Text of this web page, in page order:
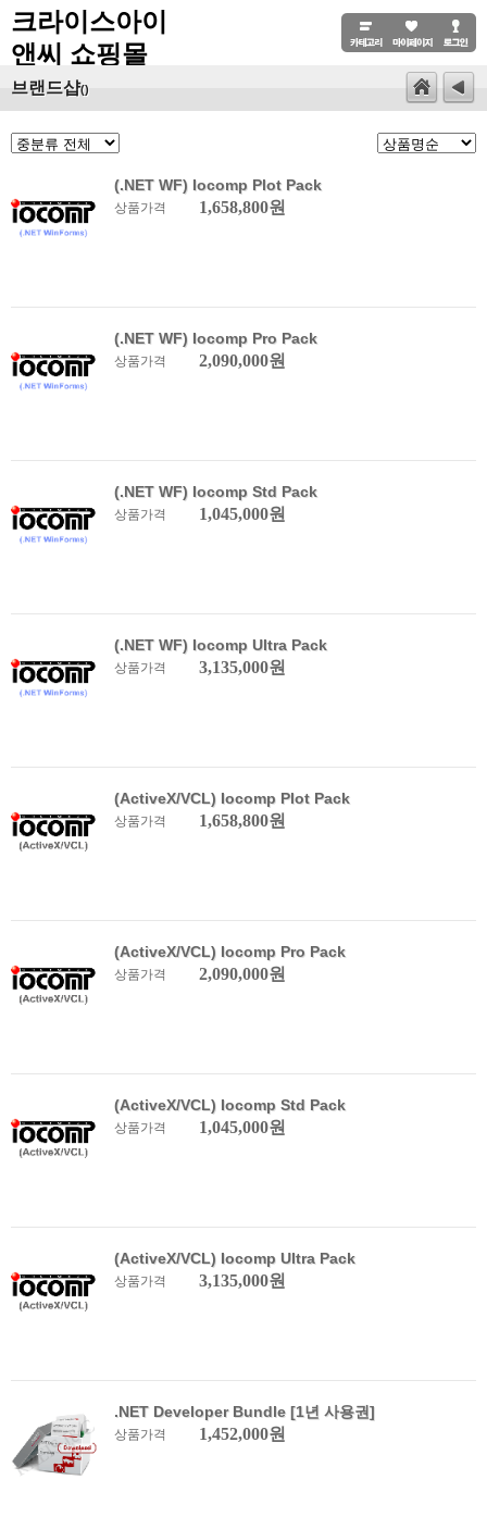
크라이스아이
앤씨 쇼핑몰
브랜드샵()
(.NET WF) Iocomp Plot Pack
상품가격 1,658,800원
(.NET WF) Iocomp Pro Pack
상품가격 2,090,000원
(.NET WF) Iocomp Std Pack
상품가격 1,045,000원
(.NET WF) Iocomp Ultra Pack
상품가격 3,135,000원
(ActiveX/VCL) Iocomp Plot Pack
상품가격 1,658,800원
(ActiveX/VCL) Iocomp Pro Pack
상품가격 2,090,000원
(ActiveX/VCL) Iocomp Std Pack
상품가격 1,045,000원
(ActiveX/VCL) Iocomp Ultra Pack
상품가격 3,135,000원
.NET Developer Bundle [1년 사용권]
상품가격 1,452,000원